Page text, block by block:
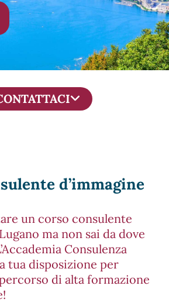
d’immagine
un corso consulente
ma non sai da dove
Consulenza
tua disposizione per
di alta formazione